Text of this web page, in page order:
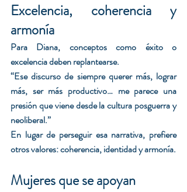
Excelencia, coherencia y
armonía
Para Diana, conceptos como éxito o
excelencia deben replantearse.
“Ese discurso de siempre querer más, lograr
más, ser más productivo… me parece una
presión que viene desde la cultura posguerra y
neoliberal.”
En lugar de perseguir esa narrativa, prefiere
otros valores: coherencia, identidad y armonía.
Mujeres que se apoyan